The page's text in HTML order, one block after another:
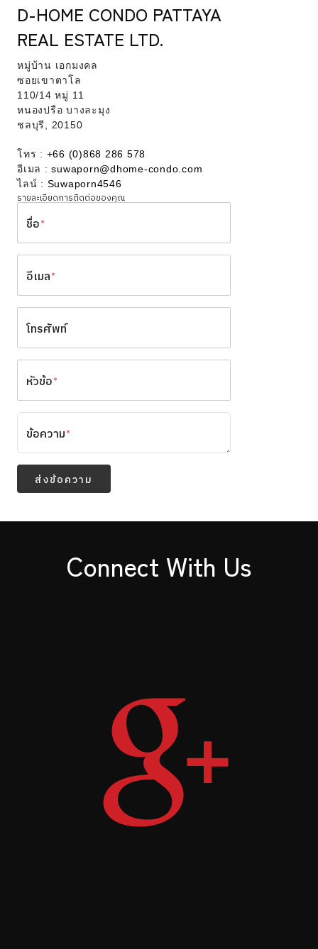
D-HOME CONDO PATTAYA
REAL ESTATE LTD.
หมู่บ้าน เอกมงคล
ซอยเขาตาโล
110/14 หมู่ 11
หนองปรือ บางละมุง
ชลบุรี, 20150
โทร : +66 (0)868 286 578
อีเมล :suwaporn@dhome-condo.com
ไลน์ : Suwaporn4546
รายละเอียดการติดต่อของคุณ
ชื่อ*
อีเมล*
โทรศัพท์
หัวข้อ*
ข้อความ*
ส่งข้อความ
Connect With Us